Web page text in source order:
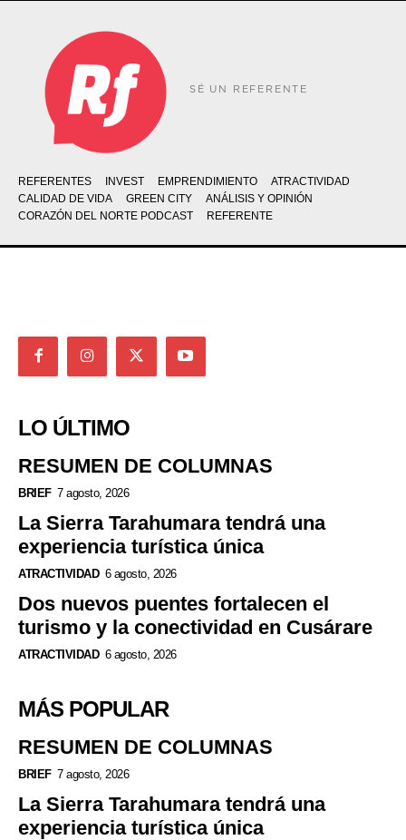
SÉ UN REFERENTE
REFERENTES INVEST EMPRENDIMIENTO
ATRACTIVIDAD
CALIDAD DE VIDA
GREEN CITY
ANÁLISIS Y OPINIÓN
CORAZÓN DEL NORTE PODCAST
REFERENTE
LO ÚLTIMO
RESUMEN DE COLUMNAS
BRIEF 7 agosto, 2026
La Sierra Tarahumara tendrá una
experiencia turística única
ATRACTIVIDAD 6 agosto, 2026
Dos nuevos puentes fortalecen el
turismo y la conectividad en Cusárare
ATRACTIVIDAD 6 agosto, 2026
MÁS POPULAR
RESUMEN DE COLUMNAS
BRIEF 7 agosto, 2026
La Sierra Tarahumara tendrá una
experiencia turística única